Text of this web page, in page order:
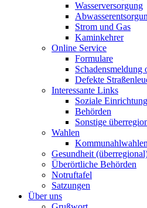
Wasserversorgung
Strom und Gas
Kaminkehrer
Online Service
Formulare
Schadensmeldung
Defekte
Interessante Links
Soziale
Behörden
Sonstige
Wahlen
Gesundheit
Überörtliche Behörden
Notruftafel
Satzungen
Über uns